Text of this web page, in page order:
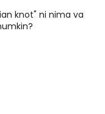
knot" ni nima va